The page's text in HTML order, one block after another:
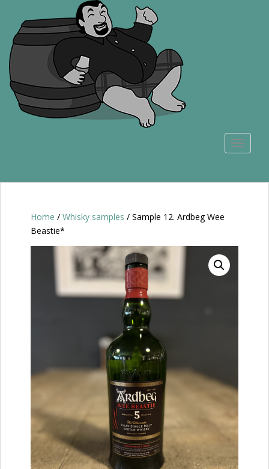
t
Home / Whisky samples / Sample 12. Ardbeg Wee
Beastie*